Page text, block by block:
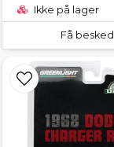
Ikke på lager
Få besked